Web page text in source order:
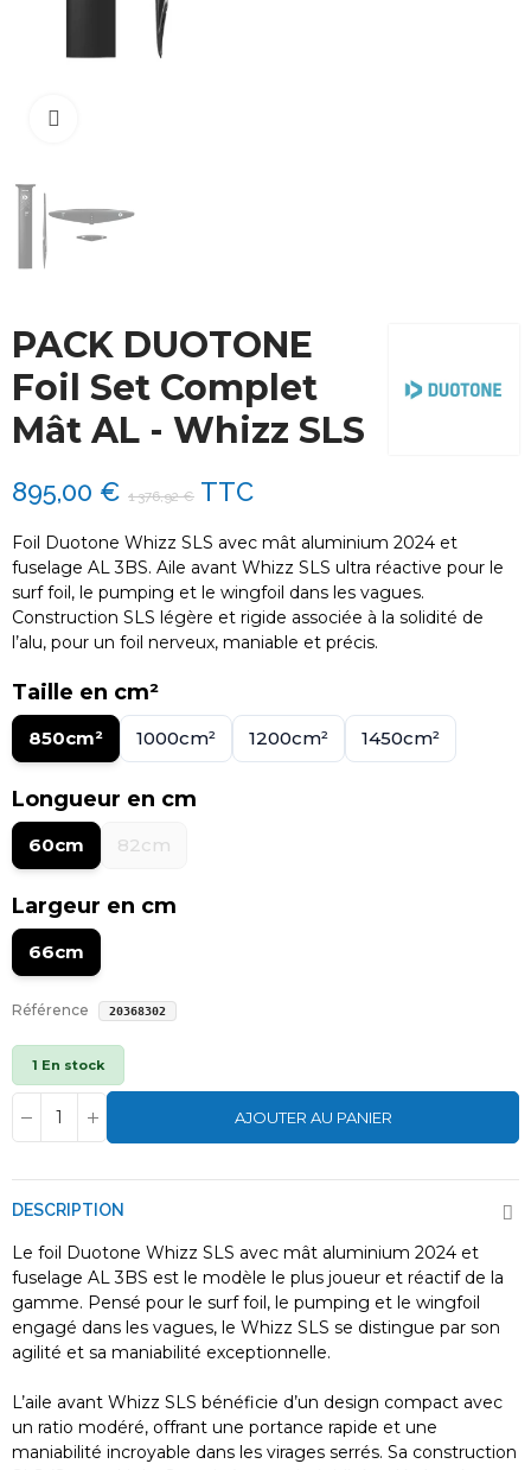
PACK DUOTONE
Foil Set Complet
Mât AL - Whizz SLS
895,00 € 1 376,92 € TTC
Foil Duotone Whizz SLS avec mât aluminium 2024 et
fuselage AL 3BS. Aile avant Whizz SLS ultra réactive pour le
surf foil, le pumping et le wingfoil dans les vagues.
Construction SLS légère et rigide associée à la solidité de
l’alu, pour un foil nerveux, maniable et précis.
Taille en cm²
850cm² 1000cm² 1200cm² 1450cm²
Longueur en cm
60cm 82cm
Largeur en cm
66cm
Référence 20368302
1 En stock
AJOUTER AU PANIER
DESCRIPTION
Le foil Duotone Whizz SLS avec mât aluminium 2024 et
fuselage AL 3BS est le modèle le plus joueur et réactif de la
gamme. Pensé pour le surf foil, le pumping et le wingfoil
engagé dans les vagues, le Whizz SLS se distingue par son
agilité et sa maniabilité exceptionnelle.
L’aile avant Whizz SLS bénéficie d’un design compact avec
un ratio modéré, offrant une portance rapide et une
maniabilité incroyable dans les virages serrés. Sa construction